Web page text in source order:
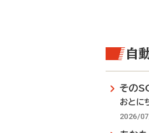
自
その
おとに
2026/